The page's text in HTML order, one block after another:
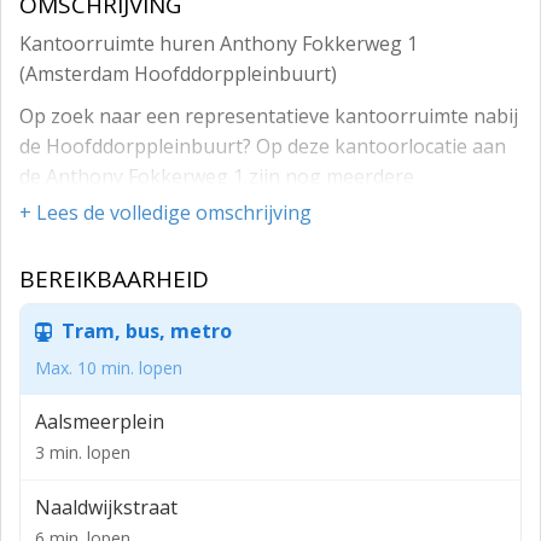
Kantoorruimte huren Anthony Fokkerweg 1
(Amsterdam Hoofddorppleinbuurt)
Op zoek naar een representatieve kantoorruimte nabij
de Hoofddorppleinbuurt? Op deze kantoorlocatie aan
de Anthony Fokkerweg 1 zijn nog meerdere
kantoorruimtes beschikbaar voor de verhuur. Op deze
kantoorruimte te huren. De directe omgeving van het
vestigingslocatie. Dit komt mede door de goede
bereikbaarheid met het openbaar vervoer en met
Alle faciliteiten onder een dak
Als huurder van een kantoorruimte aan de Anthony
Fokkerweg 1, kun je als huurder gebruik maken van
alle faciliteiten binnen het kantoorgebouw. Denk
+ Lees de volledige omschrijving
BEREIKBAARHEID
Tram, bus, metro
Max. 10 min. lopen
Aalsmeerplein
3 min. lopen
Naaldwijkstraat